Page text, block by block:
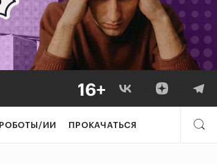
РОБОТЫ/ИИ ПРОКАЧАТЬСЯ